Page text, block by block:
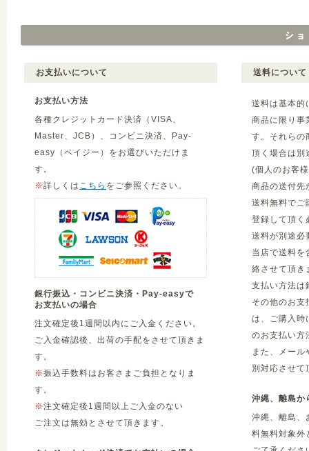
お支払いについて
お支払い方法
各種クレジットカード決済（VISA、
Master、JCB）、コンビニ決済、Pay-
easy（ペイジー）をお選びいただけま
す。
※詳しくは こちら をご参照ください。
銀行振込・コンビニ決済・Pay-easyで
お支払いの場合
注文確定後1週間以内にご入金ください。
ご入金確認後、出荷の手配をさせて頂きま
す。
※振込手数料はお客さまご負担となりま
す。
※注文確定後1週間以上ご入金のない
ご注文は無効とさせて頂きます。
送料について
送料は基本的
商品に限り事
す。それらの
頂く場合は別
(個人のお客
商品の送付先
送料無料でご
登録して頂く
送料が別途必
当店で送料を
絡させて頂き
支払い方法は
その他のお支
は、ご購入時
のお支払い方
また、メー
別対応させて
沖縄、離島か
沖縄、離島、
料無料対象外